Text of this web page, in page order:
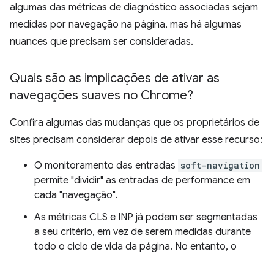
algumas das métricas de diagnóstico associadas sejam
medidas por navegação na página, mas há algumas
nuances que precisam ser consideradas.
Quais são as implicações de ativar as
navegações suaves no Chrome?
Confira algumas das mudanças que os proprietários de
sites precisam considerar depois de ativar esse recurso:
O monitoramento das entradas soft-navigation
permite "dividir" as entradas de performance em
cada "navegação".
As métricas CLS e INP já podem ser segmentadas
a seu critério, em vez de serem medidas durante
todo o ciclo de vida da página. No entanto, o